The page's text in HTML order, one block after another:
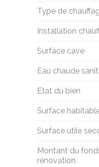
Type de
Installation
Surface cave
Eau chaude
Etat du bien
Surface
Surface utile
Montant du
rénovation